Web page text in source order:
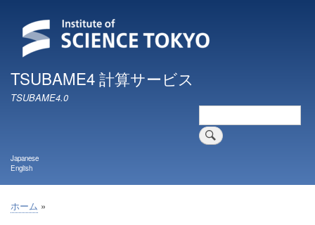
ン
テ
TSUBAME4 計算サービス
TSUBAME4.0
検
索
Japanese
English
パ
ホーム